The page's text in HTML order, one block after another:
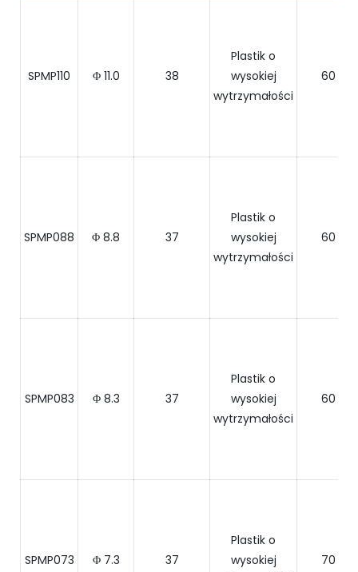
SPMP110 Φ 11.0 38
Plastik o
wysokiej
wytrzymałości
60
SPMP088 Φ 8.8 37
Plastik o
wysokiej
wytrzymałości
60
SPMP083 Φ 8.3 37
Plastik o
wysokiej
wytrzymałości
60
SPMP073 Φ 7.3 37
Plastik o
wysokiej
70